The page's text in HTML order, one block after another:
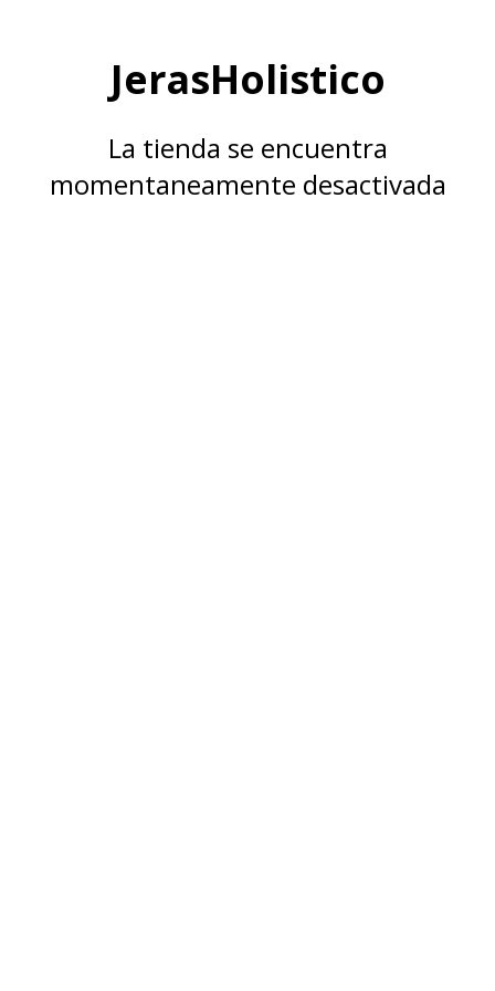
JerasHolistico
La tienda se encuentra
momentaneamente desactivada